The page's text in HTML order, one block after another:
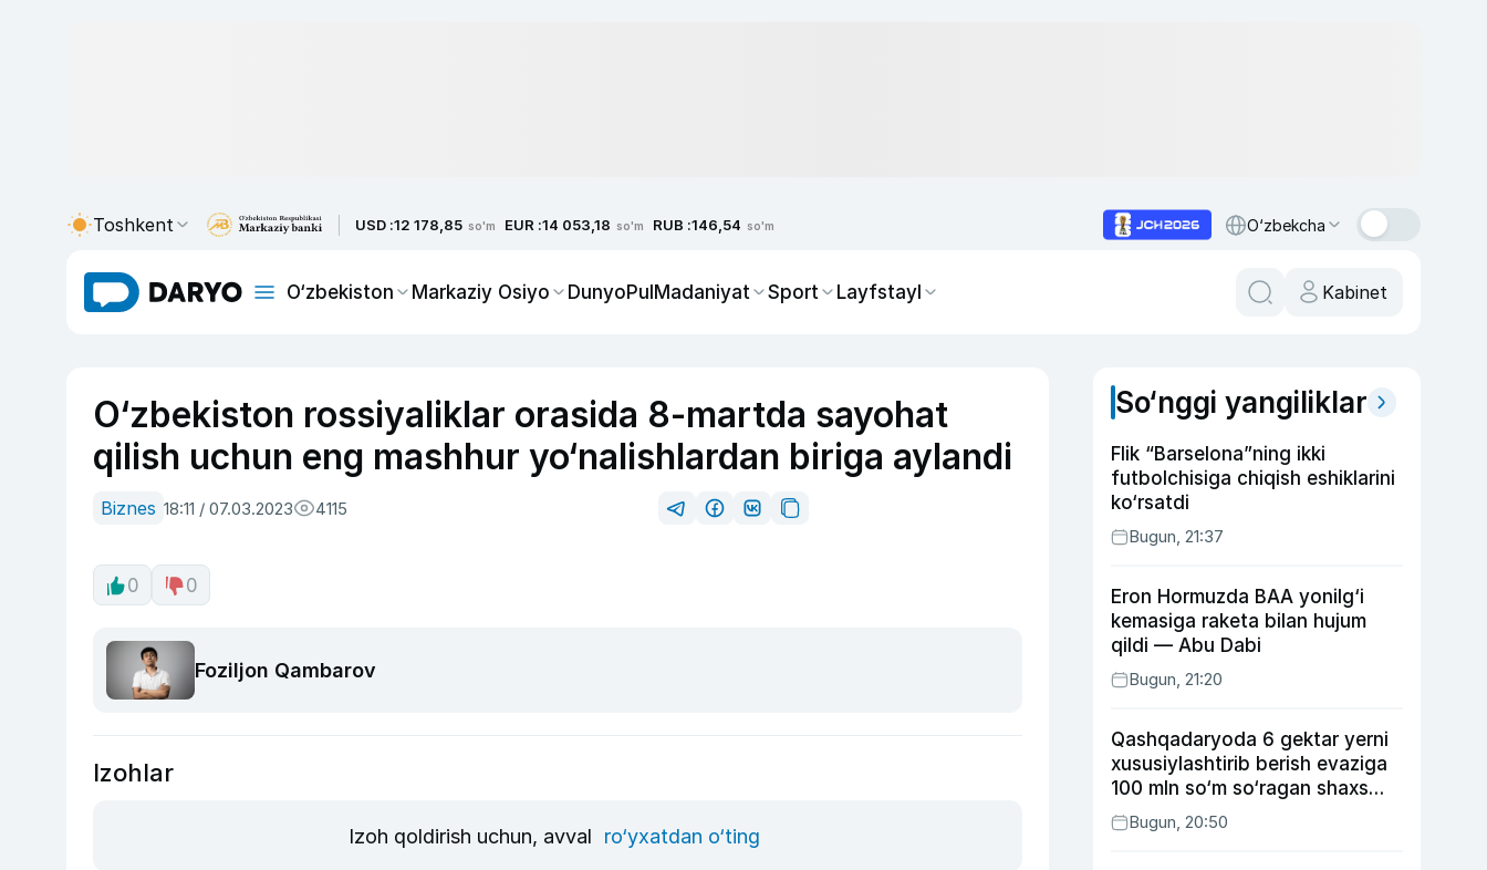
Toshkent USD :12 178,85 so'm EUR :14 053,18 so'm RUB :146,54 so'm O‘zbekcha
O‘zbekiston Markaziy Osiyo DunyoPulMadaniyat Sport Layfstayl Kabinet
O‘zbekiston rossiyaliklar orasida 8-martda sayohat
qilish uchun eng mashhur yo‘nalishlardan biriga aylandi
Biznes 18:11 / 07.03.2023 4115
0 0
Foziljon Qambarov
Izohlar
Izoh qoldirish uchun, avval ro‘yxatdan o‘ting
So‘nggi yangiliklar
Flik “Barselona”ning ikki
futbolchisiga chiqish eshiklarini
ko‘rsatdi
Bugun, 21:37
Eron Hormuzda BAA yonilg‘i
kemasiga raketa bilan hujum
qildi — Abu Dabi
Bugun, 21:20
Qashqadaryoda 6 gektar yerni
xususiylashtirib berish evaziga
100 mln so‘m so‘ragan shaxs
ushlandi
Bugun, 20:50